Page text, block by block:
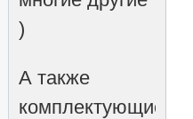
)
А также
комплектующие